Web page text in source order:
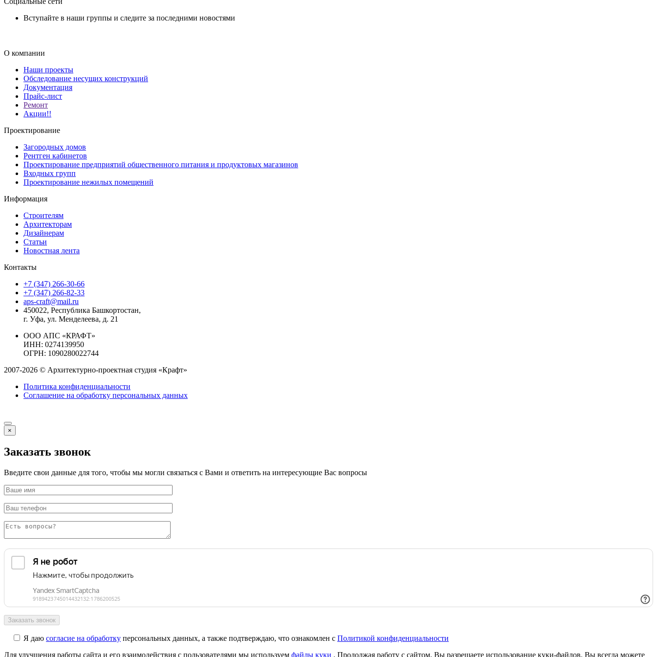
Вступайте в наши группы и следите за последними новостями
О компании
Наши проекты
Обследование несущих конструкций
Документация
Прайс-лист
Ремонт
Акции!!
Проектирование
Загородных домов
Рентген кабинетов
Проектирование предприятий общественного питания и продуктовых магазинов
Входных групп
Проектирование нежилых помещений
Информация
Строителям
Архитекторам
Дизайнерам
Статьи
Новостная лента
Контакты
+7 (347) 266-30-66
+7 (347) 266-82-33
aps-craft@mail.ru
450022, Республика Башкортостан,
г. Уфа, ул. Менделеева, д. 21
ООО АПС «КРАФТ»
ИНН: 0274139950
ОГРН: 1090280022744
2007-2026 © Архитектурно-проектная студия «Крафт»
Политика конфиденциальности
Соглашение на обработку персональных данных
×
Заказать звонок
Введите свои данные для того, чтобы мы могли связаться с Вами и ответить на интересующие Вас вопросы
Я даю согласие на обработку персональных данных, а также подтверждаю, что ознакомлен с Политикой конфиденциальности
Для улучшения работы сайта и его взаимодействия с пользователями мы используем файлы куки . Продолжая работу с сайтом, Вы разрешаете использование куки-файлов. Вы всегда можете